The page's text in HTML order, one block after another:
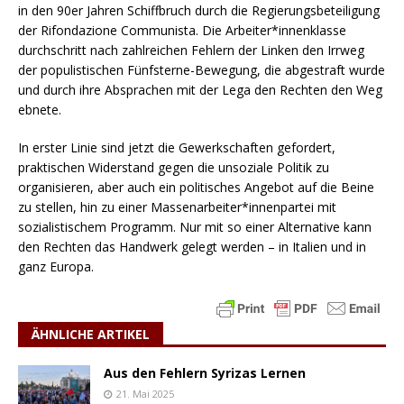
in den 90er Jahren Schiffbruch durch die Regierungsbeteiligung
der Rifondazione Communista. Die Arbeiter*innenklasse
durchschritt nach zahlreichen Fehlern der Linken den Irrweg
der populistischen Fünfsterne-Bewegung, die abgestraft wurde
und durch ihre Absprachen mit der Lega den Rechten den Weg
ebnete.
In erster Linie sind jetzt die Gewerkschaften gefordert,
praktischen Widerstand gegen die unsoziale Politik zu
organisieren, aber auch ein politisches Angebot auf die Beine
zu stellen, hin zu einer Massenarbeiter*innenpartei mit
sozialistischem Programm. Nur mit so einer Alternative kann
den Rechten das Handwerk gelegt werden – in Italien und in
ganz Europa.
ÄHNLICHE ARTIKEL
Aus den Fehlern Syrizas Lernen
21. Mai 2025